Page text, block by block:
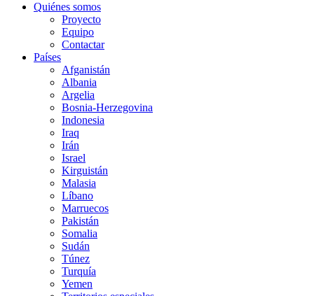
Quiénes somos
Proyecto
Equipo
Contactar
Países
Afganistán
Albania
Argelia
Bosnia-Herzegovina
Indonesia
Iraq
Irán
Israel
Kirguistán
Malasia
Líbano
Marruecos
Pakistán
Somalia
Sudán
Túnez
Turquía
Yemen